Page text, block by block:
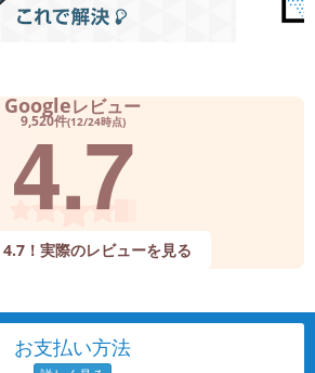
Googleレビュー
9,520件(12/24時点)
4.7
！実際のレビューを見る
お支払い方法